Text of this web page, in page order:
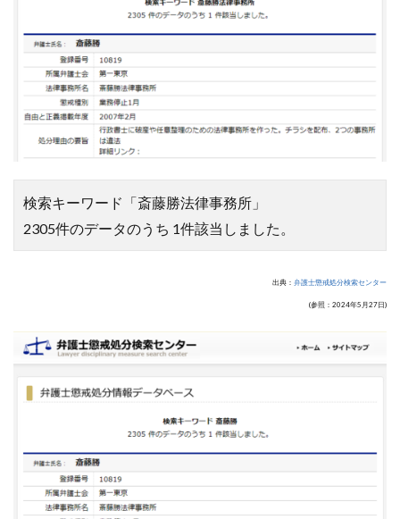
検索キーワード「斎藤勝法律事務所」
2305件のデータのうち 1件該当しました。
出典： 弁護士懲戒処分検索センター
(参照：2024年5月27日)